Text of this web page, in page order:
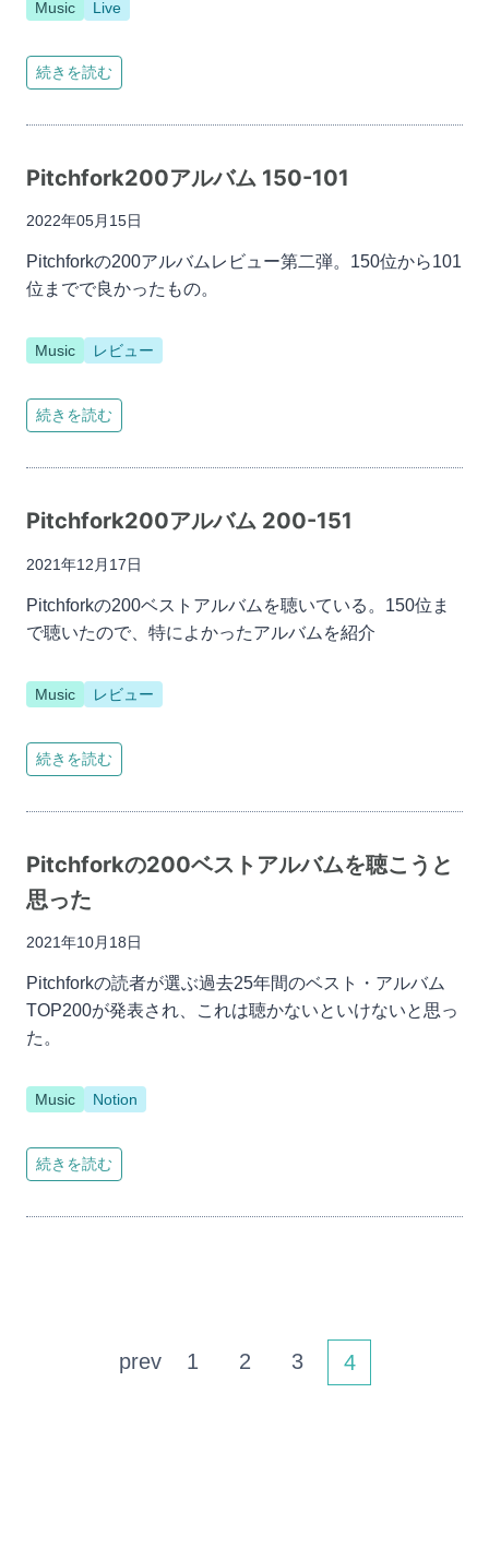
Music Live
続きを読む
Pitchfork200アルバム 150-101
2022年05月15日
Pitchforkの200アルバムレビュー第二弾。150位から101
位までで良かったもの。
Music レビュー
続きを読む
Pitchfork200アルバム 200-151
2021年12月17日
Pitchforkの200ベストアルバムを聴いている。150位ま
で聴いたので、特によかったアルバムを紹介
Music レビュー
続きを読む
Pitchforkの200ベストアルバムを聴こうと
思った
2021年10月18日
Pitchforkの読者が選ぶ過去25年間のベスト・アルバム
TOP200が発表され、これは聴かないといけないと思っ
た。
Music Notion
続きを読む
prev 1 2 3 4